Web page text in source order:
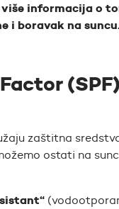
informacija o
i boravak na
zaštitna
ostati na